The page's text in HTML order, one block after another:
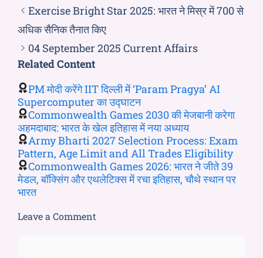
Exercise Bright Star 2025: भारत ने मिस्र में 700 से
अधिक सैनिक तैनात किए
04 September 2025 Current Affairs
Related Content
PM मोदी करेंगे IIT दिल्ली में ‘Param Pragya’ AI
Supercomputer का उद्घाटन
Commonwealth Games 2030 की मेजबानी करेगा
अहमदाबाद: भारत के खेल इतिहास में नया अध्याय
Army Bharti 2027 Selection Process: Exam
Pattern, Age Limit and All Trades Eligibility
Commonwealth Games 2026: भारत ने जीते 39
मेडल, बॉक्सिंग और एथलेटिक्स में रचा इतिहास, चौथे स्थान पर
भारत
Leave a Comment